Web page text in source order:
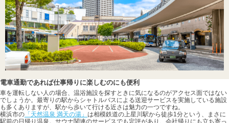
電車通勤であれば仕事帰りに楽しむのにも便利
車を運転しない人の場合、温浴施設を探すときに気になるのがアクセス面ではない
でしょうか。最寄りの駅からシャトルバスによる送迎サービスを実施している施設
も多くありますが、駅から歩いて行ける近さは魅力の一つですね。
横浜市の 「天然温泉 満天の湯」 は相模鉄道の上星川駅から徒歩1分という、まさに